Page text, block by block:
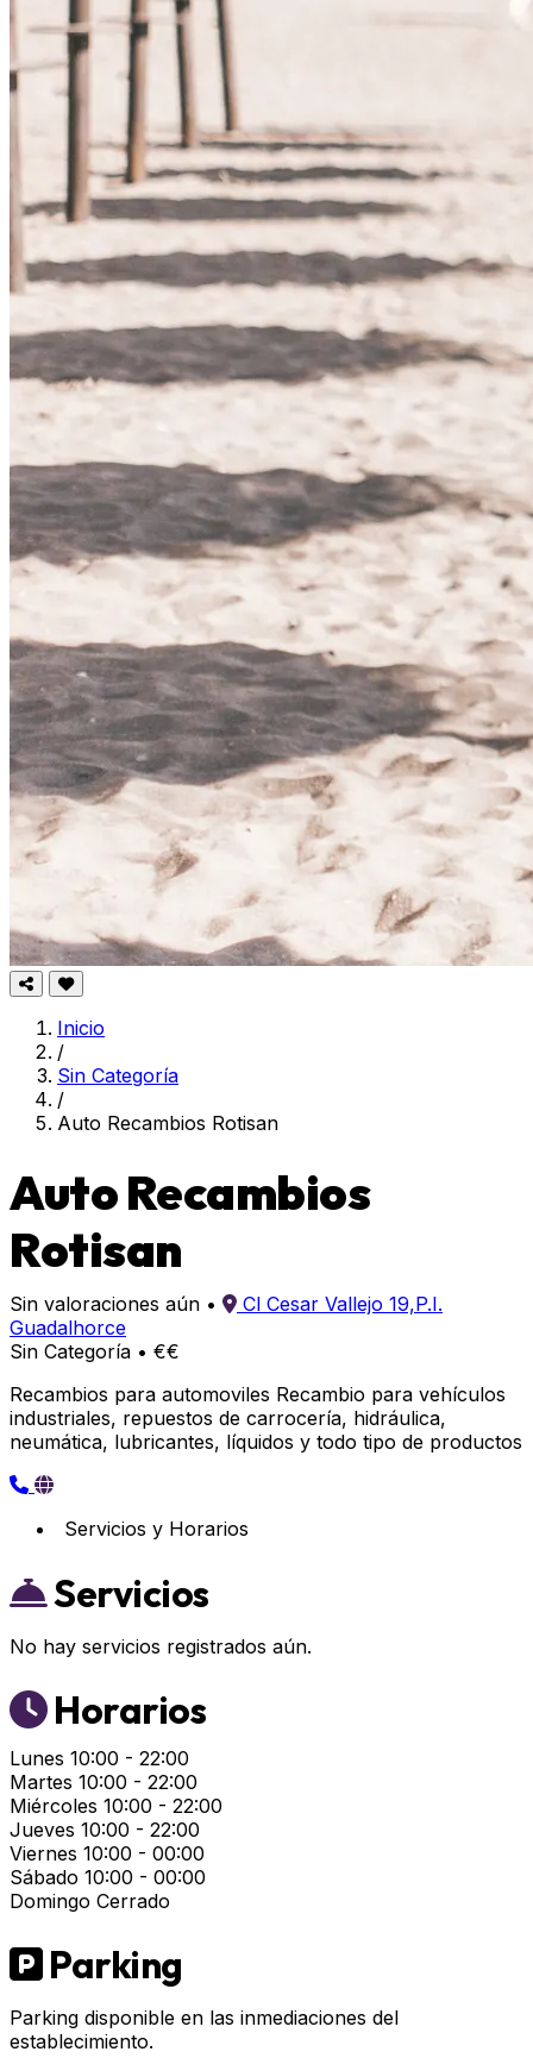
Inicio
/
Sin Categoría
/
Auto Recambios Rotisan
Auto Recambios
Rotisan
Sin valoraciones aún •
Cl Cesar Vallejo 19,P.I.
Guadalhorce
Sin Categoría • €€
Recambios para automoviles Recambio para vehículos
industriales, repuestos de carrocería, hidráulica,
neumática, lubricantes, líquidos y todo tipo de productos
Servicios y Horarios
Servicios
No hay servicios registrados aún.
Horarios
Lunes 10:00 - 22:00
Martes 10:00 - 22:00
Miércoles 10:00 - 22:00
Jueves 10:00 - 22:00
Viernes 10:00 - 00:00
Sábado 10:00 - 00:00
Domingo Cerrado
Parking
Parking disponible en las inmediaciones del
establecimiento.